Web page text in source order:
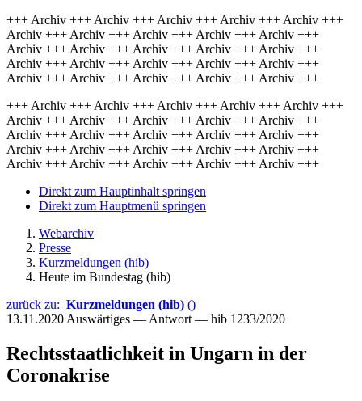
+++ Archiv +++ Archiv +++ Archiv +++ Archiv +++ Archiv +++
Archiv +++ Archiv +++ Archiv +++ Archiv +++ Archiv +++
Archiv +++ Archiv +++ Archiv +++ Archiv +++ Archiv +++
Archiv +++ Archiv +++ Archiv +++ Archiv +++ Archiv +++
Archiv +++ Archiv +++ Archiv +++ Archiv +++ Archiv +++
+++ Archiv +++ Archiv +++ Archiv +++ Archiv +++ Archiv +++
Archiv +++ Archiv +++ Archiv +++ Archiv +++ Archiv +++
Archiv +++ Archiv +++ Archiv +++ Archiv +++ Archiv +++
Archiv +++ Archiv +++ Archiv +++ Archiv +++ Archiv +++
Archiv +++ Archiv +++ Archiv +++ Archiv +++ Archiv +++
Direkt zum Hauptinhalt springen
Direkt zum Hauptmenü springen
Webarchiv
Presse
Kurzmeldungen (hib)
Heute im Bundestag (hib)
zurück zu: Kurzmeldungen (hib) ()
13.11.2020 Auswärtiges — Antwort — hib 1233/2020
Rechtsstaatlichkeit in Ungarn in der
Coronakrise